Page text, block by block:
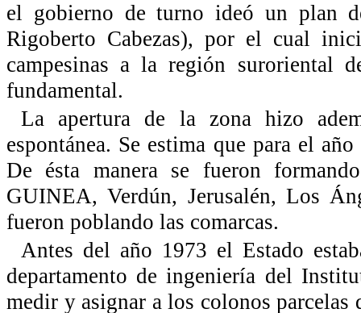
el gobierno de turno ideó un plan
Rigoberto Cabezas), por el cual
campesinas a la región suroriental
fundamental.
La apertura de la zona hizo
espontánea. Se estima que para el
De ésta manera se fueron
GUINEA, Verdún, Jerusalén, Los
fueron poblando las comarcas.
Antes del año 1973 el Estado
departamento de ingeniería del
medir y asignar a los colonos parcelas